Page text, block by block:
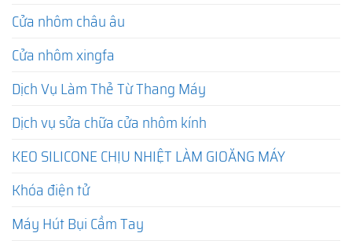
Cửa nhôm châu âu
Cửa nhôm xingfa
Dịch Vụ Làm Thẻ Từ Thang Máy
Dịch vụ sửa chữa cửa nhôm kính
KEO SILICONE CHỊU NHIỆT LÀM GIOĂNG MÁY
Khóa điện tử
Máy Hút Bụi Cầm Tay